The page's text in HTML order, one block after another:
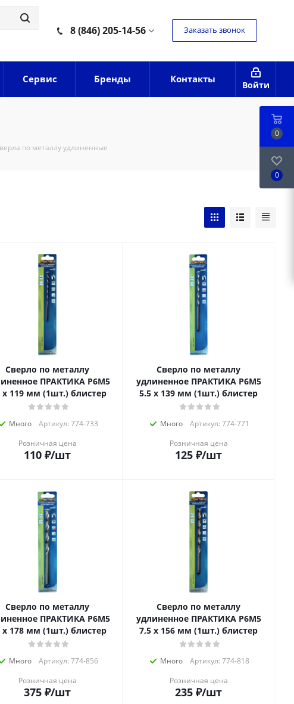
8 (846) 205-14-56 Заказать звонок
Войти
Сервис Бренды Контакты
по металлу удлиненные
Сверло по металлу
ПРАКТИКА Р6М5
х 119 мм (1шт.) блистер
Много
Артикул: 774-733
Розничная цена
110 ₽/шт
Сверло по металлу
удлиненное ПРАКТИКА Р6М5
5.5 х 139 мм (1шт.) блистер
Много
Артикул: 774-771
Розничная цена
125 ₽/шт
Сверло по металлу
ПРАКТИКА Р6М5
х 178 мм (1шт.) блистер
Много
Артикул: 774-856
Розничная цена
375 ₽/шт
Сверло по металлу
удлиненное ПРАКТИКА Р6М5
7,5 х 156 мм (1шт.) блистер
Много
Артикул: 774-818
Розничная цена
235 ₽/шт
0
0